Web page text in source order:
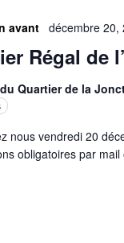
Régal de
avant décembre 20,
Quartier de la
nous vendredi 20
obligatoires par